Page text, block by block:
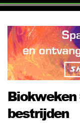
Biokweken
bestrijden